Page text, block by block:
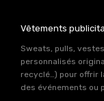
Vêtements
Sweats, pulls,
personnalisés
recyclé…) pour offrir
des événements ou